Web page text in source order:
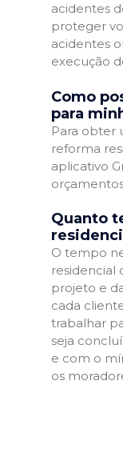
acidentes
proteger
acidentes
execução
Como
para
Para obter
reforma
aplicativo
Quanto
O tempo
residencial
projeto e
cada
trabalhar
seja
e com o
os